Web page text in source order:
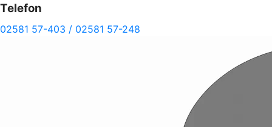
Telefon
02581 57-403 / 02581 57-248